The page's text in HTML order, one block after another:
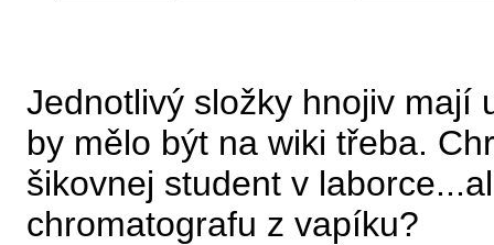
Jednotlivý složky hnojiv mají
by mělo být na wiki třeba.
šikovnej student v
chromatografu z vapíku?